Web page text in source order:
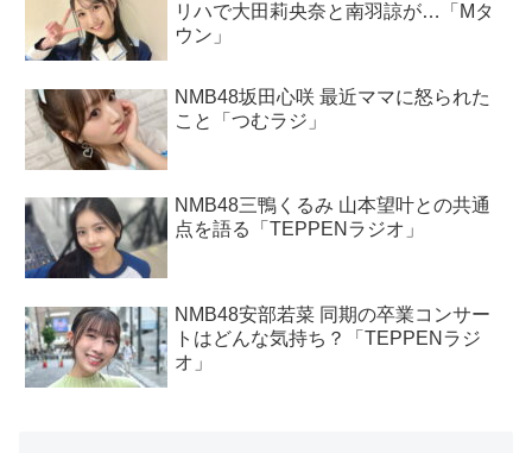
リハで大田莉央奈と南羽諒が…「Mタ
ウン」
NMB48坂田心咲 最近ママに怒られた
こと「つむラジ」
NMB48三鴨くるみ 山本望叶との共通
点を語る「TEPPENラジオ」
NMB48安部若菜 同期の卒業コンサー
トはどんな気持ち？「TEPPENラジ
オ」